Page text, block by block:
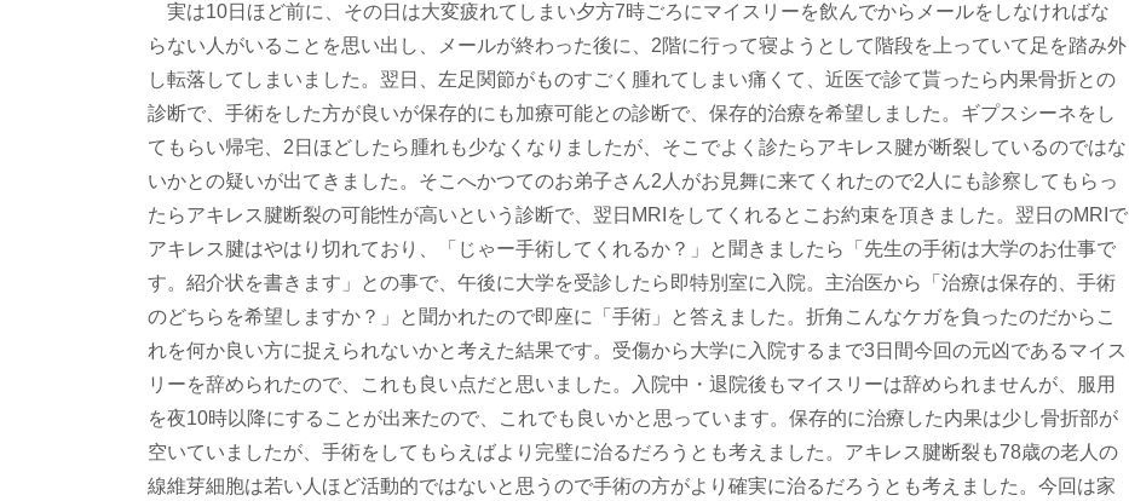
実は10日ほど前に、その日は大変疲れてしまい夕方7時ごろにマイスリーを飲んでからメールをしなければな
らない人がいることを思い出し、メールが終わった後に、2階に行って寝ようとして階段を上っていて足を踏み外
し転落してしまいました。翌日、左足関節がものすごく腫れてしまい痛くて、近医で診て貰ったら内果骨折との
診断で、手術をした方が良いが保存的にも加療可能との診断で、保存的治療を希望しました。ギプスシーネをし
てもらい帰宅、2日ほどしたら腫れも少なくなりましたが、そこでよく診たらアキレス腱が断裂しているのではな
いかとの疑いが出てきました。そこへかつてのお弟子さん2人がお見舞に来てくれたので2人にも診察してもらっ
たらアキレス腱断裂の可能性が高いという診断で、翌日MRIをしてくれるとこお約束を頂きました。翌日のMRIで
アキレス腱はやはり切れており、「じゃー手術してくれるか？」と聞きましたら「先生の手術は大学のお仕事で
す。紹介状を書きます」との事で、午後に大学を受診したら即特別室に入院。主治医から「治療は保存的、手術
のどちらを希望しますか？」と聞かれたので即座に「手術」と答えました。折角こんなケガを負ったのだからこ
れを何か良い方に捉えられないかと考えた結果です。受傷から大学に入院するまで3日間今回の元凶であるマイス
リーを辞められたので、これも良い点だと思いました。入院中・退院後もマイスリーは辞められませんが、服用
を夜10時以降にすることが出来たので、これでも良いかと思っています。保存的に治療した内果は少し骨折部が
空いていましたが、手術をしてもらえばより完璧に治るだろうとも考えました。アキレス腱断裂も78歳の老人の
線維芽細胞は若い人ほど活動的ではないと思うので手術の方がより確実に治るだろうとも考えました。今回は家